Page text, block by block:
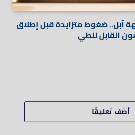
آبل.. ضغوط متزايدة قبل إطلاق
القابل للطي
أضف تعليقًا